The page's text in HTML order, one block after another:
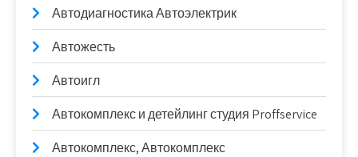
Автодиагностика Автоэлектрик
Автожесть
Автоигл
Автокомплекс и детейлинг студия Proffservice
Автокомплекс, Автокомплекс